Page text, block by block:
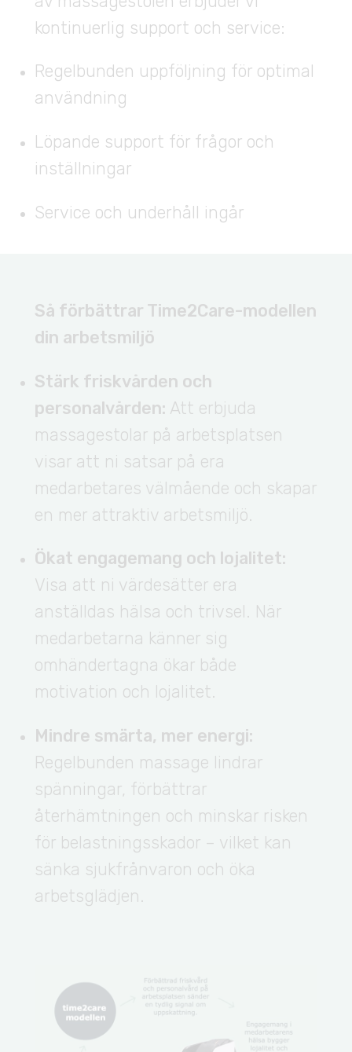
kontinuerlig support och service:
Regelbunden uppföljning för optimal
användning
Löpande support för frågor och
inställningar
Service och underhåll ingår
Så förbättrar Time2Care-modellen
din arbetsmiljö
Stärk friskvården och
personalvården: Att erbjuda
massagestolar på arbetsplatsen
visar att ni satsar på era
medarbetares välmående och skapar
en mer attraktiv arbetsmiljö.
Ökat engagemang och lojalitet:
Visa att ni värdesätter era
anställdas hälsa och trivsel. När
medarbetarna känner sig
omhändertagna ökar både
motivation och lojalitet.
Mindre smärta, mer energi:
Regelbunden massage lindrar
spänningar, förbättrar
återhämtningen och minskar risken
för belastningsskador – vilket kan
sänka sjukfrånvaron och öka
arbetsglädjen.